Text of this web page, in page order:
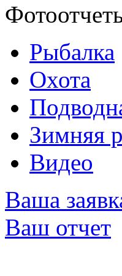
Рыбалка
Охота
Зимняя
Видео
Ваша
Ваш отчет